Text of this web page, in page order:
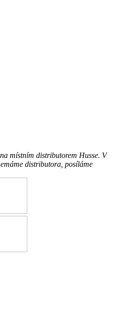
místním distributorem Husse. V
distributora, posíláme